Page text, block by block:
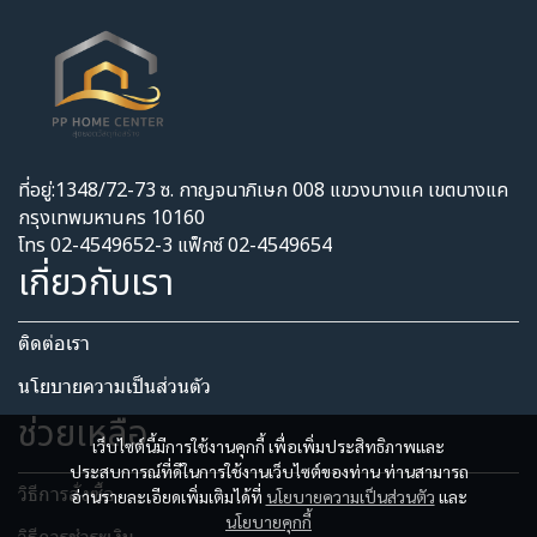
เว็บไซต์นี้มีการใช้งานคุกกี้ เพื่อเพิ่มประสิทธิภาพและ
ประสบการณ์ที่ดีในการใช้งานเว็บไซต์ของท่าน ท่านสามารถ
อ่านรายละเอียดเพิ่มเติมได้ที่ นโยบายความเป็นส่วนตัว และ
นโยบายคุกกี้
ที่อยู่:1348/72-73 ซ. กาญจนาภิเษก 008 แขวงบางแค เขตบางแค
กรุงเทพมหานคร 10160
โทร 02-4549652-3 แฟ็กซ์ 02-4549654
เกี่ยวกับเรา
ติดต่อเรา
นโยบายความเป็นส่วนตัว​
ช่วยเหลือ
วิธีการสั่งซื้อ